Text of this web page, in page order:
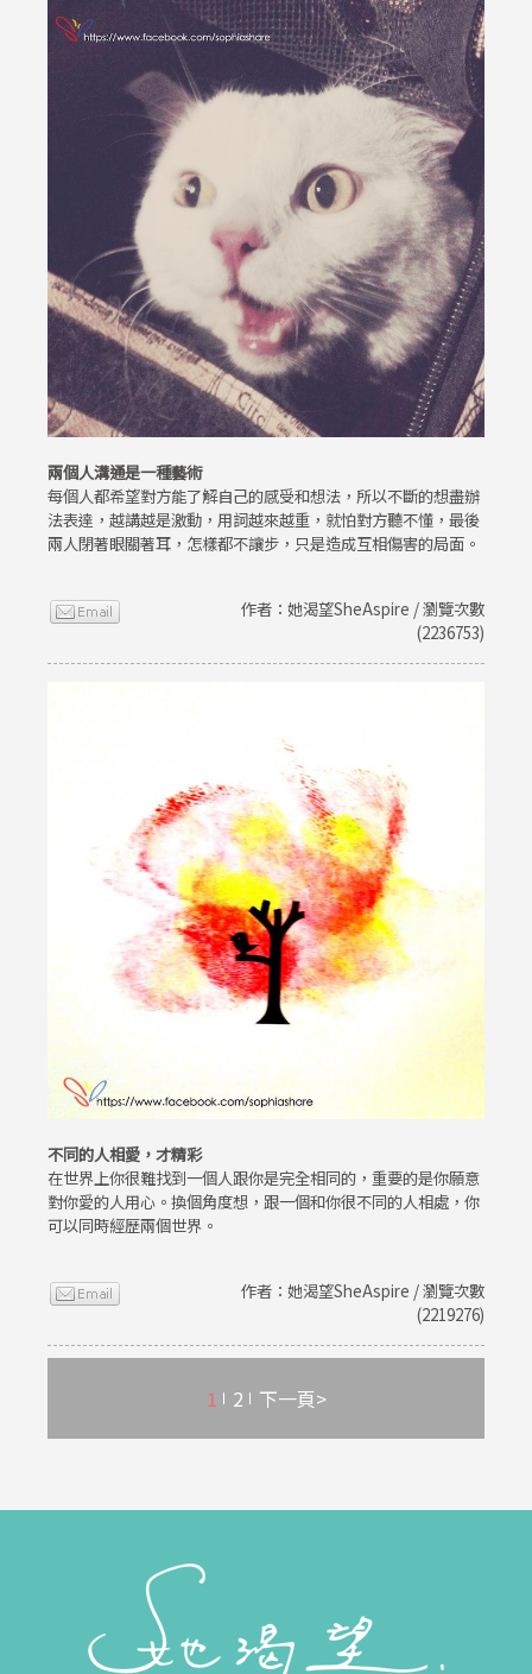
兩個人溝通是一種藝術
每個人都希望對方能了解自己的感受和想法，所以不斷的想盡辦
法表達，越講越是激動，用詞越來越重，就怕對方聽不懂，最後
兩人閉著眼關著耳，怎樣都不讓步，只是造成互相傷害的局面。
作者：她渴望SheAspire / 瀏覽次數
(2236753)
不同的人相愛，才精彩
在世界上你很難找到一個人跟你是完全相同的，重要的是你願意
對你愛的人用心。換個角度想，跟一個和你很不同的人相處，你
可以同時經歷兩個世界。
作者：她渴望SheAspire / 瀏覽次數
(2219276)
1 2 下一頁>